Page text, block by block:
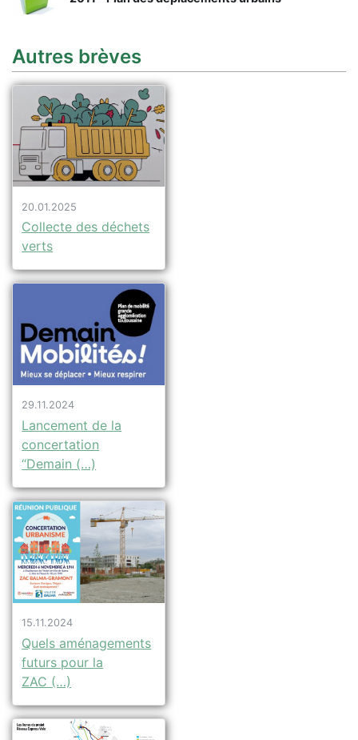
Autres brèves
20.01.2025
Collecte des déchets
verts
29.11.2024
Lancement de la
concertation
“Demain (…)
15.11.2024
Quels aménagements
futurs pour la
ZAC (…)